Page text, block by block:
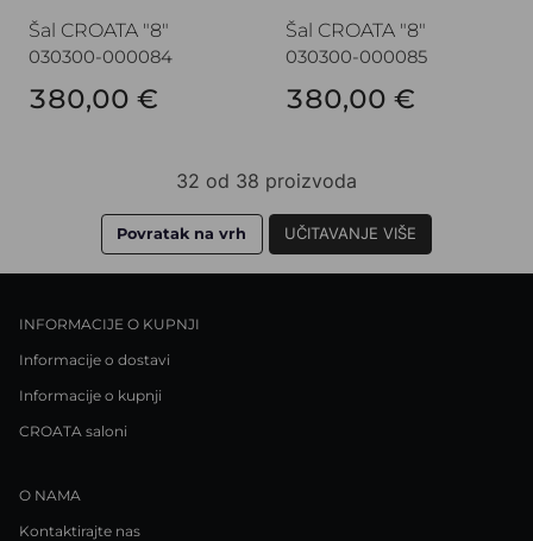
Šal CROATA "8"
030300-000084
380,00 €
Šal CROATA "8"
030300-000085
380,00 €
32 od 38 proizvoda
Povratak na vrh UČITAVANJE VIŠE
INFORMACIJE O KUPNJI
Informacije o dostavi
Informacije o kupnji
CROATA saloni
O NAMA
Kontaktirajte nas